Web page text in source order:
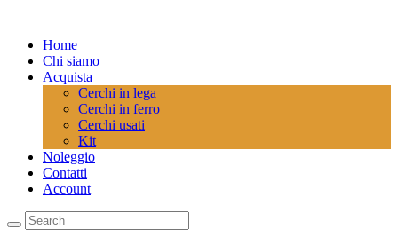
Home
Chi siamo
Acquista
Cerchi in lega
Cerchi in ferro
Cerchi usati
Kit
Noleggio
Contatti
Account